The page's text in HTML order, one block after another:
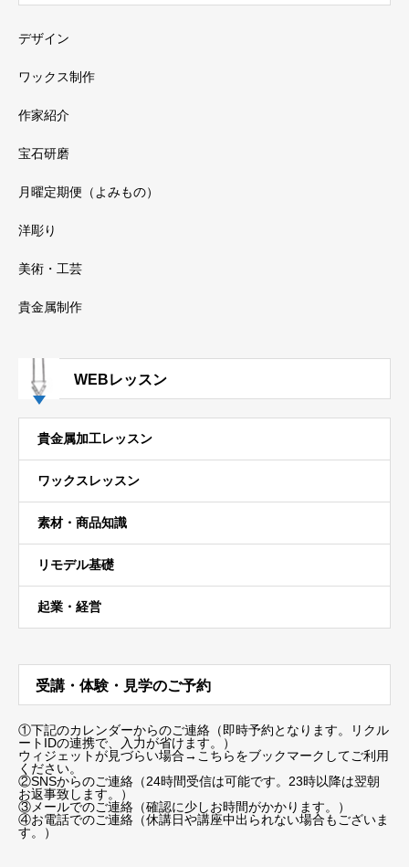
デザイン
ワックス制作
作家紹介
宝石研磨
月曜定期便（よみもの）
洋彫り
美術・工芸
貴金属制作
WEBレッスン
貴金属加工レッスン
ワックスレッスン
素材・商品知識
リモデル基礎
起業・経営
受講・体験・見学のご予約
①下記のカレンダーからのご連絡（即時予約となります。リクル
ートIDの連携で、入力が省けます。）
ウィジェットが見づらい場合→こちらをブックマーク してご利用
ください。
②SNSからのご連絡（24時間受信は可能です。23時以降は翌朝
お返事致します。）
③メールでのご連絡（確認に少しお時間がかかります。）
④お電話でのご連絡（休講日や講座中出られない場合もございま
す。）